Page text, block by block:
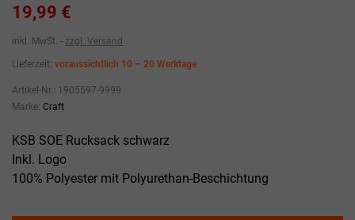
19,99 €
inkl. MwSt. zzgl. Versand
Lieferzeit: voraussichtlich 10 – 20 Werktage
Artikel-Nr.: 1905597-9999
Marke: Craft
KSB SOE Rucksack schwarz
Inkl. Logo
100% Polyester mit Polyurethan-Beschichtung